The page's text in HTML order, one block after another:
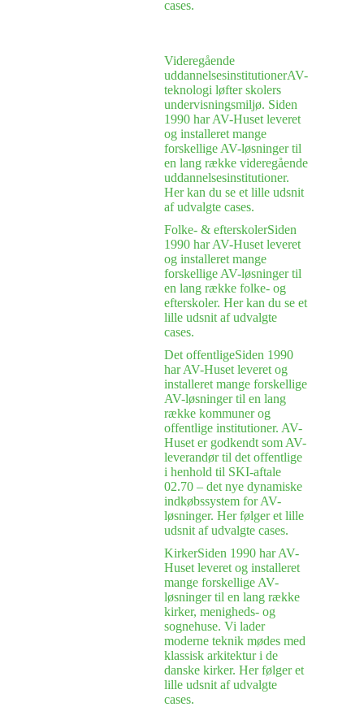
cases.
Videregående
uddannelsesinstitutionerAV-
teknologi løfter skolers
undervisningsmiljø. Siden
1990 har AV-Huset leveret
og installeret mange
forskellige AV-løsninger til
en lang række videregående
uddannelsesinstitutioner.
Her kan du se et lille udsnit
af udvalgte cases.
Folke- & efterskolerSiden
1990 har AV-Huset leveret
og installeret mange
forskellige AV-løsninger til
en lang række folke- og
efterskoler. Her kan du se et
lille udsnit af udvalgte
cases.
Det offentligeSiden 1990
har AV-Huset leveret og
installeret mange forskellige
AV-løsninger til en lang
række kommuner og
offentlige institutioner. AV-
Huset er godkendt som AV-
leverandør til det offentlige
i henhold til SKI-aftale
02.70 – det nye dynamiske
indkøbssystem for AV-
løsninger. Her følger et lille
udsnit af udvalgte cases.
KirkerSiden 1990 har AV-
Huset leveret og installeret
mange forskellige AV-
løsninger til en lang række
kirker, menigheds- og
sognehuse. Vi lader
moderne teknik mødes med
klassisk arkitektur i de
danske kirker. Her følger et
lille udsnit af udvalgte
cases.